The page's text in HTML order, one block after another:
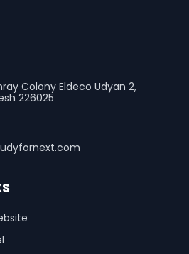
Colony Eldeco Udyan 2,
226025